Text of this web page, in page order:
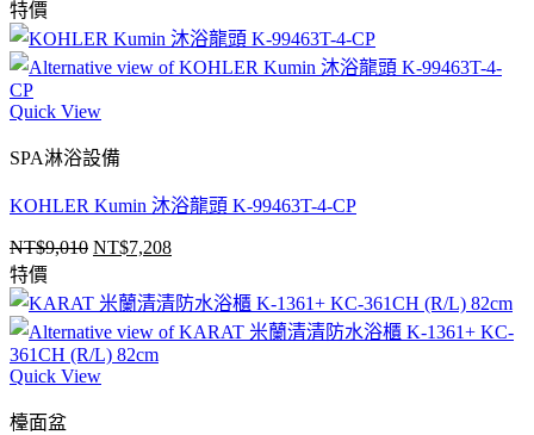
價
格：
價
格：
特價
Quick View
SPA淋浴設備
KOHLER Kumin 沐浴龍頭 K-99463T-4-CP
NT$9,010 原
價
格：
NT$9,010。
NT$7,208目
價
格：
特價
Quick View
檯面盆